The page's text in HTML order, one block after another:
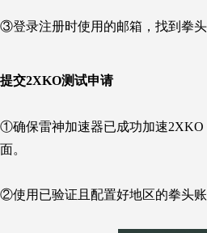
③登录注册时使用的邮箱，找到拳
提交2XKO测试申请
①确保雷神加速器已成功加速2XKO
面。
②使用已验证且配置好地区的拳头账